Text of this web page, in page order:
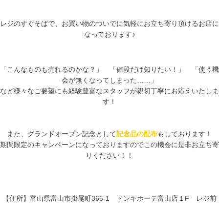
レジのすぐそばで、お買い物のついでに気軽にお立ち寄り頂けるお店に
なっております♪
「こんなものも売れるのかな？」 「値段だけ知りたい！」 「使う機
会が無くなってしまった……」
など様々なご要望にも経験豊富なスタッフが親切丁寧にお応えいたしま
す！
また、グランドオープン記念として記念品の配布もしております！
期間限定のキャンペーンになっておりますのでこの機会に是非お立ち寄
りください！！
【住所】富山県富山市掛尾町365-1 ドンキホーテ富山店１F レジ前